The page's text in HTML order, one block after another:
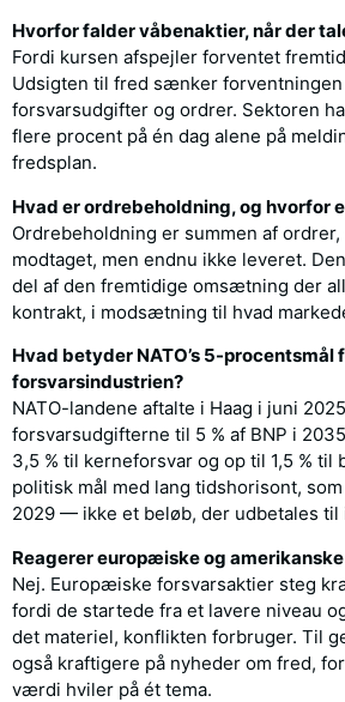
Hvorfor falder våbenaktier, når der
Fordi kursen afspejler forventet
Udsigten til fred sænker
forsvarsudgifter og ordrer. Sektoren
flere procent på én dag alene på
fredsplan.
Hvad er ordrebeholdning, og hvorfor
Ordrebeholdning er summen af
modtaget, men endnu ikke leveret.
del af den fremtidige omsætning der
kontrakt, i modsætning til hvad
Hvad betyder NATO’s 5-procentsmål
forsvarsindustrien?
NATO-landene aftalte i Haag i juni
forsvarsudgifterne til 5 % af BNP i
3,5 % til kerneforsvar og op til 1,5 % til
politisk mål med lang tidshorisont,
2029 — ikke et beløb, der udbetales til
Reagerer europæiske og
Nej. Europæiske forsvarsaktier steg
fordi de startede fra et lavere niveau
det materiel, konflikten forbruger. Til
også kraftigere på nyheder om fred,
værdi hviler på ét tema.